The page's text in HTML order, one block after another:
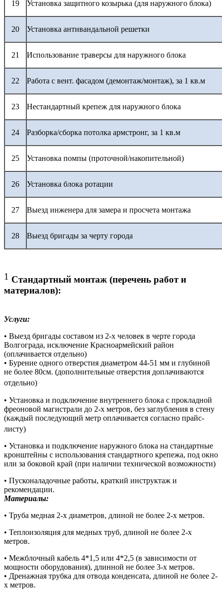
19 Установка защитного козырька (для наружного блока)
20 Установка антивандальной решетки
21 Использование траверсы для наружного блока
22 Работа с вент. фасадом (демонтаж/монтаж), за 1 кв.м
23 Нестандартный крепеж для наружного блока
24 Разборка/сборка потолка армстронг, за 1 кв.м
25 Установка помпы (проточной/накопительной)
26 Установка блока ротации
27 Выезд инженера для замера и просчета монтажа
28 Выезд бригады за черту города
1 Стандартный монтаж (перечень работ и
материалов):
Услуги:
• Выезд бригады составом из 2-х человек в черте города
Волгограда, исключение Красноармейский район
(оплачивается отдельно)
• Бурение одного отверстия диаметром 44-51 мм и глубиной
не более 80см. (дополнительные отверстия доплачиваются
отдельно)
• Установка и подключение внутреннего блока с прокладной
фреоновой магистрали до 2-х метров, без заглубления в стену
(каждый последующий метр оплачивается согласно прайс-
листу)
• Установка и подключение наружного блока на стандартные
кронштейны с использования стандартного крепежа, под окно
или за боковой край (при наличии технической возможности)
• Пусконаладочные работы, краткий инструктаж и
рекомендации.
Материалы:
• Труба медная 2-х диаметров, длиной не более 2-х метров.
• Теплоизоляция для медных труб, длиной не более 2-х
метров.
• Межблочный кабель 4*1,5 или 4*2,5 (в зависимости от
мощности оборудования), длинной не более 3-х метров.
• Дренажная трубка для отвода конденсата, длиной не более 2-
х метров.